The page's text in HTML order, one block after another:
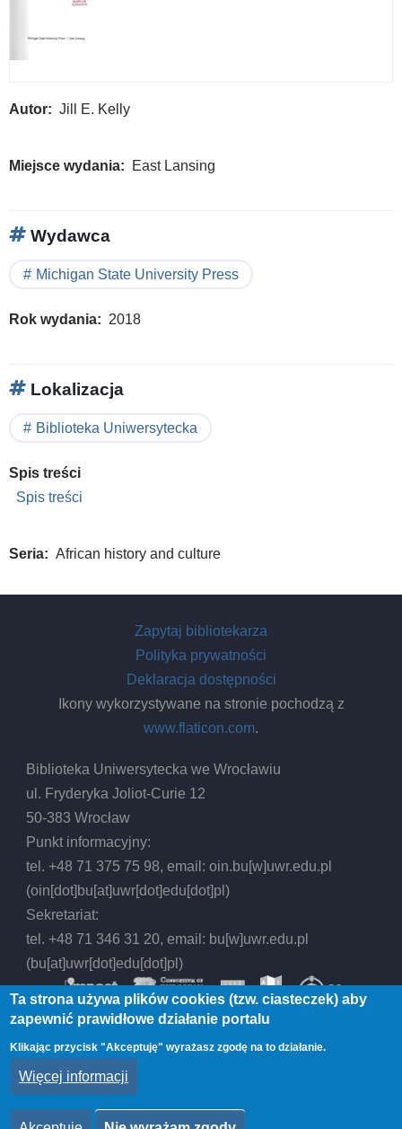
Autor Jill E. Kelly
Miejsce wydania East Lansing
Wydawca
Michigan State University Press
Rok wydania 2018
Lokalizacja
Biblioteka Uniwersytecka
Spis treści
Spis treści
Seria African history and culture
Zapytaj bibliotekarza
Polityka prywatności
Deklaracja dostępności
Ikony wykorzystywane na stronie pochodzą z
www.flaticon.com.
Biblioteka Uniwersytecka we Wrocławiu
ul. Fryderyka Joliot-Curie 12
50-383 Wrocław
Punkt informacyjny:
tel. +48 71 375 75 98, email:oin.bu[w]uwr.edu.pl
(oin[dot]bu[at]uwr[dot]edu[dot]pl)
Sekretariat:
tel. +48 71 346 31 20, email: bu[w]uwr.edu.pl
(bu[at]uwr[dot]edu[dot]pl)
© 2026 Biblioteka Uniwersytecka we Wrocławiu,
All rights reserved.
Ta strona używa plików cookies (tzw. ciasteczek) aby
zapewnić prawidłowe działanie portalu
Klikając przycisk "Akceptuję" wyrażasz zgodę na to działanie.
Więcej informacji